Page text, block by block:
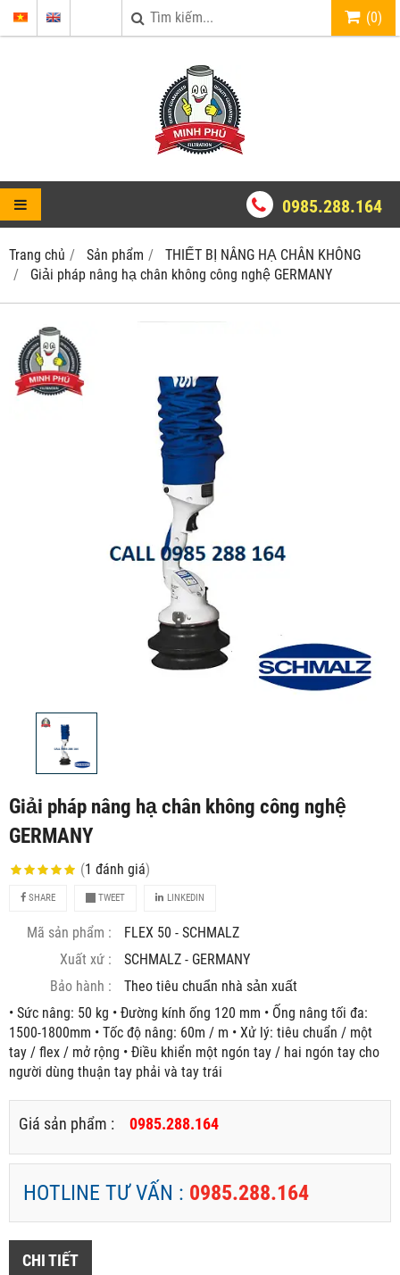
(0)
0985.288.164
Trang chủ Sản phẩm
THIẾT BỊ NÂNG HẠ CHÂN KHÔNG
Giải pháp nâng hạ chân không công nghệ GERMANY
Giải pháp nâng hạ chân không công nghệ
GERMANY
(1 đánh giá)
SHARE TWEET LINKEDIN
Mã sản phẩm :
FLEX 50 - SCHMALZ
Xuất xứ :
SCHMALZ - GERMANY
Bảo hành :
Theo tiêu chuẩn nhà sản xuất
• Sức nâng: 50 kg • Đường kính ống 120 mm • Ống nâng tối đa:
1500-1800mm • Tốc độ nâng: 60m / m • Xử lý: tiêu chuẩn / một
tay / flex / mở rộng • Điều khiển một ngón tay / hai ngón tay cho
người dùng thuận tay phải và tay trái
Giá sản phẩm : 0985.288.164
HOTLINE TƯ VẤN : 0985.288.164
CHI TIẾT